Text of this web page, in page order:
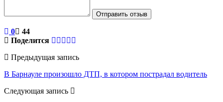
Отправить отзыв
0
44
Поделится
Предыдущая запись
В Барнауле произошло ДТП, в котором пострадал водитель
Следующая запись